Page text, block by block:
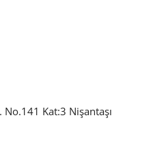
No.141 Kat:3 Nişantaşı